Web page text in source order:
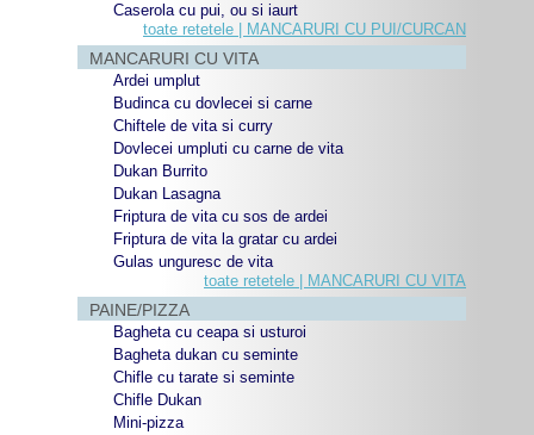
Caserola cu pui, ou si iaurt
toate retetele | MANCARURI CU PUI/CURCAN
MANCARURI CU VITA
Ardei umplut
Budinca cu dovlecei si carne
Chiftele de vita si curry
Dovlecei umpluti cu carne de vita
Dukan Burrito
Dukan Lasagna
Friptura de vita cu sos de ardei
Friptura de vita la gratar cu ardei
Gulas unguresc de vita
toate retetele | MANCARURI CU VITA
PAINE/PIZZA
Bagheta cu ceapa si usturoi
Bagheta dukan cu seminte
Chifle cu tarate si seminte
Chifle Dukan
Mini-pizza